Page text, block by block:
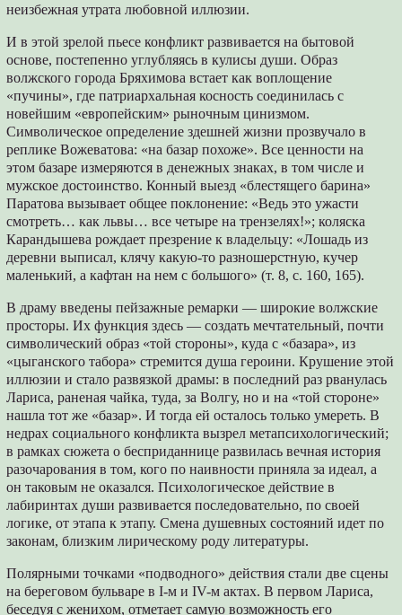
неизбежная утрата любовной иллюзии.
И в этой зрелой пьесе конфликт развивается на бытовой
основе, постепенно углубляясь в кулисы души. Образ
волжского города Бряхимова встает как воплощение
«пучины», где патриархальная косность соединилась с
новейшим «европейским» рыночным цинизмом.
Символическое определение здешней жизни прозвучало в
реплике Вожеватова: «на базар похоже». Все ценности на
этом базаре измеряются в денежных знаках, в том числе и
мужское достоинство. Конный выезд «блестящего барина»
Паратова вызывает общее поклонение: «Ведь это ужасти
смотреть… как львы… все четыре на трензелях!»; коляска
Карандышева рождает презрение к владельцу: «Лошадь из
деревни выписал, клячу какую-то разношерстную, кучер
маленький, а кафтан на нем с большого» (т. 8, с. 160, 165).
В драму введены пейзажные ремарки — широкие волжские
просторы. Их функция здесь — создать мечтательный, почти
символический образ «той стороны», куда с «базара», из
«цыганского табора» стремится душа героини. Крушение этой
иллюзии и стало развязкой драмы: в последний раз рванулась
Лариса, раненая чайка, туда, за Волгу, но и на «той стороне»
нашла тот же «базар». И тогда ей осталось только умереть. В
недрах социального конфликта вызрел метапсихологический;
в рамках сюжета о бесприданнице развилась вечная история
разочарования в том, кого по наивности приняла за идеал, а
он таковым не оказался. Психологическое действие в
лабиринтах души развивается последовательно, по своей
логике, от этапа к этапу. Смена душевных состояний идет по
законам, близким лирическому роду литературы.
Полярными точками «подводного» действия стали две сцены
на береговом бульваре в I-м и IV-м актах. В первом Лариса,
беседуя с женихом, отметает самую возможность его